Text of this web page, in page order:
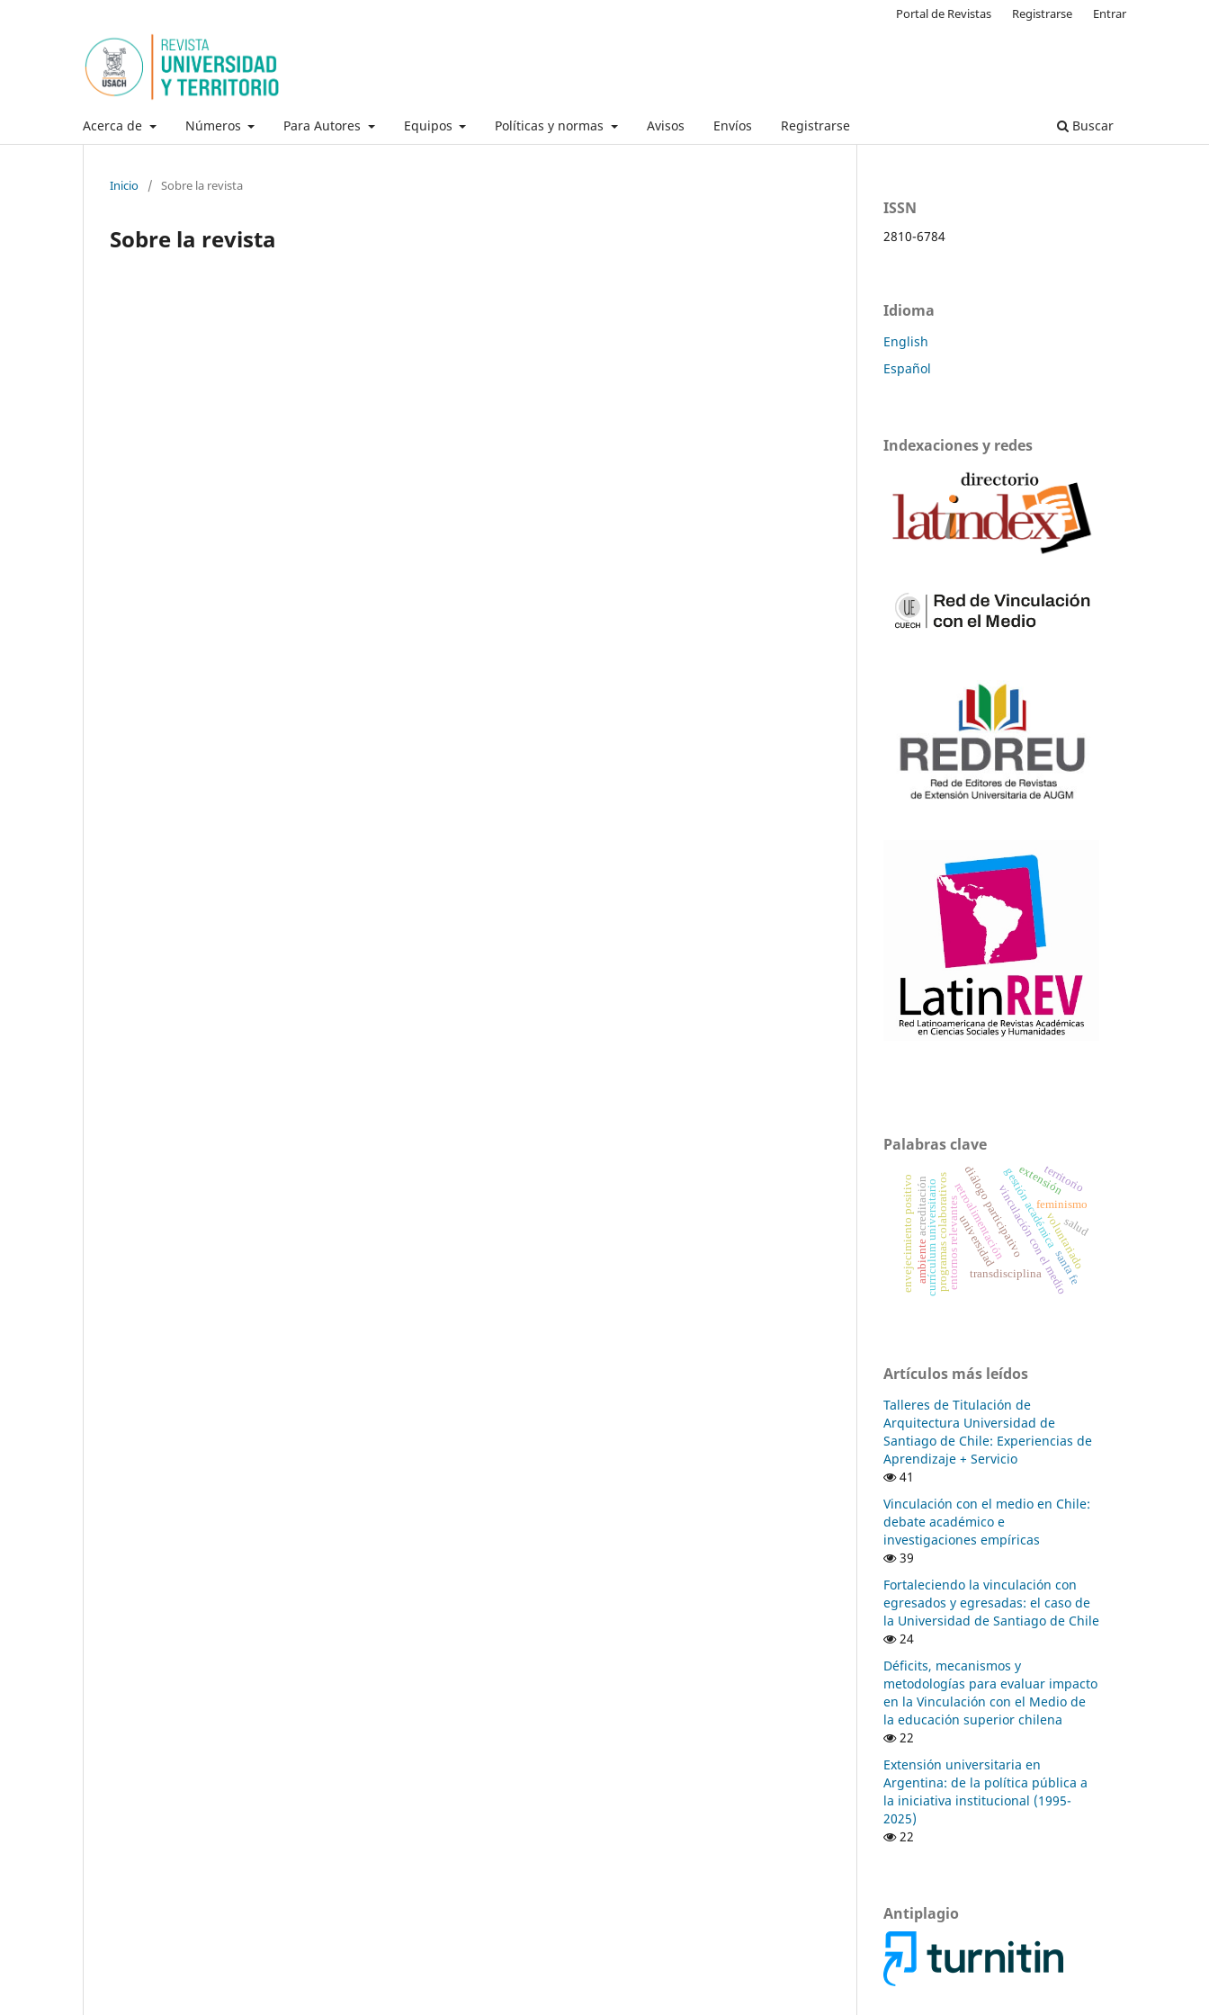
Acerca de Números Para Autores Equipos Políticas y normas Avisos Envíos Registrarse Buscar
Portal de Revistas Registrarse Entrar
Inicio / Sobre la revista
Sobre la revista
ISSN
2810-6784
Idioma
English
Español
Indexaciones y redes
Palabras clave
vinculación con el medio
retroalimentación
entornos relevantesdiálogo participativo
programas colaborativos gestión académicafeminismo
universidad
extensión
currículum universitario voluntariado
territorio
transdisciplina
salud
ambiente
envejecimiento positivo santa fe
acreditación
Artículos más leídos
Talleres de Titulación de
Arquitectura Universidad de
Santiago de Chile: Experiencias de
Aprendizaje + Servicio
41
Vinculación con el medio en Chile:
debate académico e
investigaciones empíricas
39
Fortaleciendo la vinculación con
egresados y egresadas: el caso de
la Universidad de Santiago de Chile
24
Déficits, mecanismos y
metodologías para evaluar impacto
en la Vinculación con el Medio de
la educación superior chilena
22
Extensión universitaria en
Argentina: de la política pública a
la iniciativa institucional (1995-
2025)
22
Antiplagio